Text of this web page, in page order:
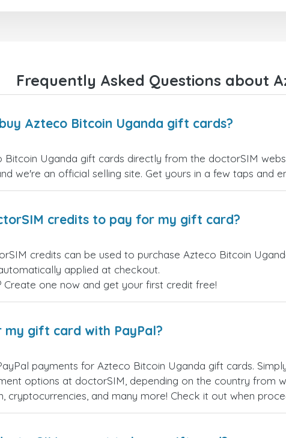
Frequently Asked Questions about
Azteco Bitcoin Uganda gift cards?
Bitcoin Uganda gift cards directly from the doctorSIM
we're an official selling site. Get yours in a few taps and
credits to pay for my gift card?
credits can be used to purchase Azteco Bitcoin
applied at checkout.
Create one now and get your first credit free!
my gift card with PayPal?
payments for Azteco Bitcoin Uganda gift cards.
options at doctorSIM, depending on the country from
cryptocurrencies, and many more! Check it out when